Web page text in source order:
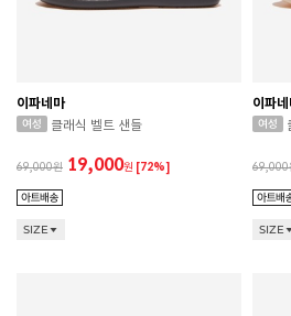
이파네마
클래식 벨트 샌들
69,000 19,000원 [72%]
SIZE
이파
69,000
SIZE